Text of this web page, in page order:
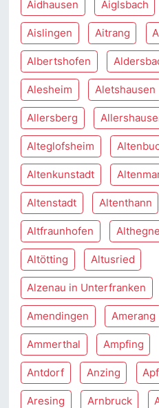
Aidhausen Aiglsbach
Aislingen Aitrang
Albertshofen
Alesheim Aletshausen
Allersberg
Alteglofsheim
Altenkunstadt
Altenstadt Altenthann
Altfraunhofen
Altötting Altusried
Alzenau in Unterfranken
Amendingen Amerang
Ammerthal Ampfing
Antdorf Anzing
Aresing Arnbruck